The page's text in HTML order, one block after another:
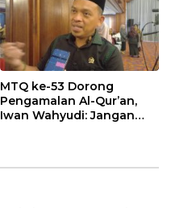
MTQ ke-53 Dorong
Pengamalan Al-Qur’an,
Iwan Wahyudi: Jangan